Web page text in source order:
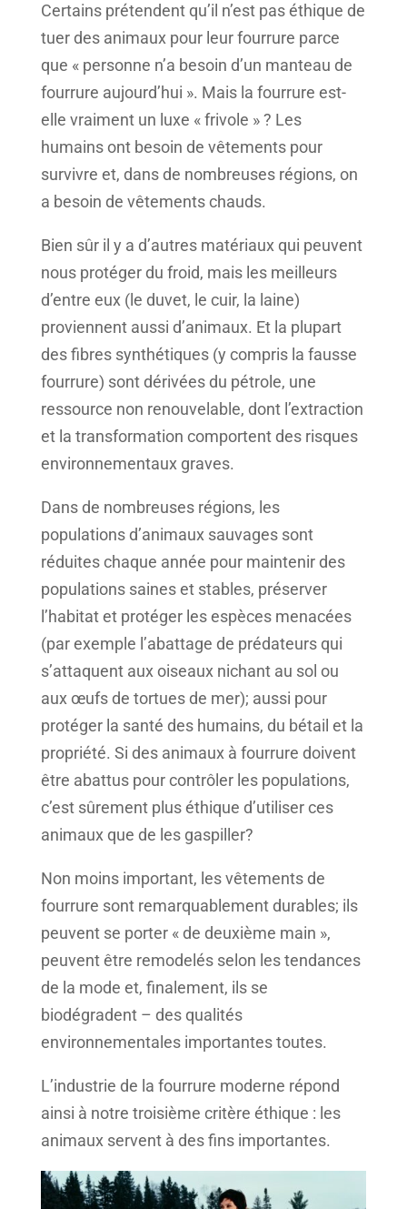
Certains prétendent qu’il n’est pas éthique de
tuer des animaux pour leur fourrure parce
que « personne n’a besoin d’un manteau de
fourrure aujourd’hui ». Mais la fourrure est-
elle vraiment un luxe « frivole » ? Les
humains ont besoin de vêtements pour
survivre et, dans de nombreuses régions, on
a besoin de vêtements chauds.
Bien sûr il y a d’autres matériaux qui peuvent
nous protéger du froid, mais les meilleurs
d’entre eux (le duvet, le cuir, la laine)
proviennent aussi d’animaux. Et la plupart
des fibres synthétiques (y compris la fausse
fourrure) sont dérivées du pétrole, une
ressource non renouvelable, dont l’extraction
et la transformation comportent des risques
environnementaux graves.
Dans de nombreuses régions, les
populations d’animaux sauvages sont
réduites chaque année pour maintenir des
populations saines et stables, préserver
l’habitat et protéger les espèces menacées
(par exemple l’abattage de prédateurs qui
s’attaquent aux oiseaux nichant au sol ou
aux œufs de tortues de mer); aussi pour
protéger la santé des humains, du bétail et la
propriété. Si des animaux à fourrure doivent
être abattus pour contrôler les populations,
c’est sûrement plus éthique d’utiliser ces
animaux que de les gaspiller?
Non moins important, les vêtements de
fourrure sont remarquablement durables; ils
peuvent se porter « de deuxième main »,
peuvent être remodelés selon les tendances
de la mode et, finalement, ils se
biodégradent – des qualités
environnementales importantes toutes.
L’industrie de la fourrure moderne répond
ainsi à notre troisième critère éthique : les
animaux servent à des fins importantes.